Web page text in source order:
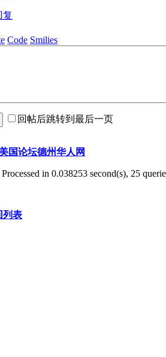
Code Smilies
回帖后跳转到最后一页
美国论坛德州华人网
Processed in 0.038253 second(s), 25
列表